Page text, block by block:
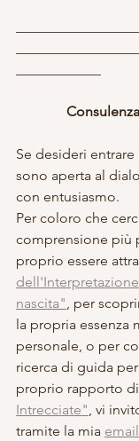
Se desideri
sono aperta al
con entusiasmo.
Per coloro che
comprensione più
proprio essere
nascita", per
la propria essenza
personale, o per
ricerca di guida
proprio rapporto
Intrecciate", vi
tramite la mia